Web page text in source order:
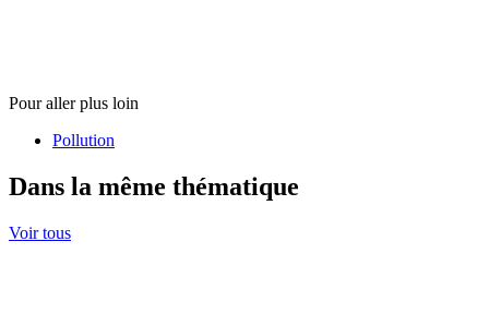
Pour aller plus loin
Pollution
Dans la même thématique
Voir tous